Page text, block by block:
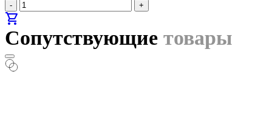
-
+
shopping_cart
Сопутствующие товары